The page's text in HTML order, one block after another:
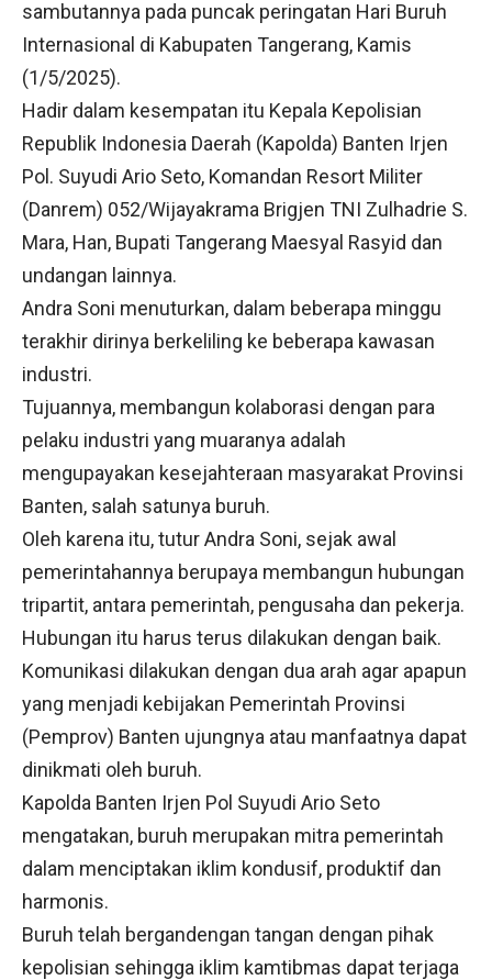
sambutannya pada puncak peringatan Hari Buruh
Internasional di Kabupaten Tangerang, Kamis
(1/5/2025).
Hadir dalam kesempatan itu Kepala Kepolisian
Republik Indonesia Daerah (Kapolda) Banten Irjen
Pol. Suyudi Ario Seto, Komandan Resort Militer
(Danrem) 052/Wijayakrama Brigjen TNI Zulhadrie S.
Mara, Han, Bupati Tangerang Maesyal Rasyid dan
undangan lainnya.
Andra Soni menuturkan, dalam beberapa minggu
terakhir dirinya berkeliling ke beberapa kawasan
industri.
Tujuannya, membangun kolaborasi dengan para
pelaku industri yang muaranya adalah
mengupayakan kesejahteraan masyarakat Provinsi
Banten, salah satunya buruh.
Oleh karena itu, tutur Andra Soni, sejak awal
pemerintahannya berupaya membangun hubungan
tripartit, antara pemerintah, pengusaha dan pekerja.
Hubungan itu harus terus dilakukan dengan baik.
Komunikasi dilakukan dengan dua arah agar apapun
yang menjadi kebijakan Pemerintah Provinsi
(Pemprov) Banten ujungnya atau manfaatnya dapat
dinikmati oleh buruh.
Kapolda Banten Irjen Pol Suyudi Ario Seto
mengatakan, buruh merupakan mitra pemerintah
dalam menciptakan iklim kondusif, produktif dan
harmonis.
Buruh telah bergandengan tangan dengan pihak
kepolisian sehingga iklim kamtibmas dapat terjaga